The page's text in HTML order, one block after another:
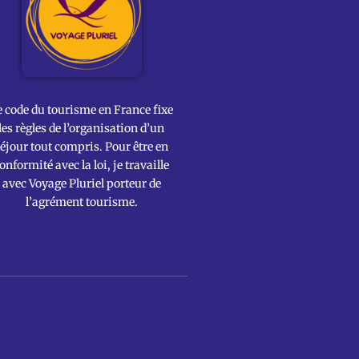
code du tourisme en France fixe
règles de l’organisation d’un
tout compris. Pour être en
avec la loi, je travaille
avec Voyage Pluriel porteur de
l’agrément tourisme.